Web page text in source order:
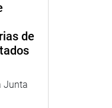
de
Junta